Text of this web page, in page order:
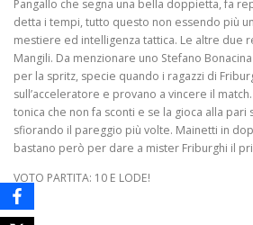
Pangallo che segna una bella doppietta, fa
detta i tempi, tutto questo non essendo più
mestiere ed intelligenza tattica. Le altre due
Mangili. Da menzionare uno Stefano
per la spritz, specie quando i ragazzi di
sull’acceleratore e provano a vincere il
tonica che non fa sconti e se la gioca alla pari
sfiorando il pareggio più volte. Mainetti in
bastano però per dare a mister Friburghi il
VOTO PARTITA: 10 E LODE!